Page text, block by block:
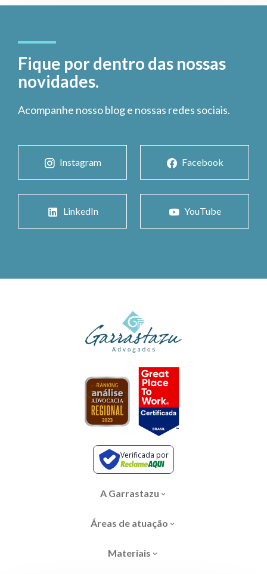
Fique por dentro das nossas
novidades.
Acompanhe nosso blog e nossas redes sociais.
Instagram Facebook
LinkedIn YouTube
Verificada por
A Garrastazu
Áreas de atuação
Materiais